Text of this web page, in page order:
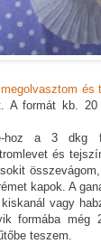
megolvasztom és
A formát kb.
hoz a 3 dkg
és
kapok. A
vagy
formába
teszem.